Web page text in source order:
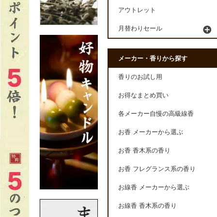
アウトレット
月替わりセール
メーカー・香りから探す
香りのお試し用
お得なまとめ買い
各メーカー自慢の高級線香
お香 メーカーから選ぶ
お香 香木系の香り
お香 フレグランス系の香り
お線香 メーカーから選ぶ
お線香 香木系の香り